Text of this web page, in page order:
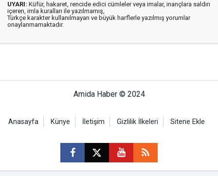
UYARI: Küfür, hakaret, rencide edici cümleler veya imalar, inançlara saldırı
içeren, imla kuralları ile yazılmamış,
Türkçe karakter kullanılmayan ve büyük harflerle yazılmış yorumlar
onaylanmamaktadır.
Amida Haber © 2024
Anasayfa Künye İletişim Gizlilik İlkeleri Sitene Ekle